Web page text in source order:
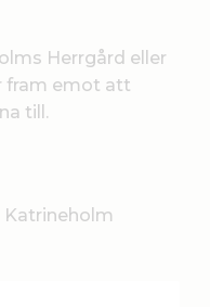
Herrgård eller
fram emot att
till.
Katrineholm